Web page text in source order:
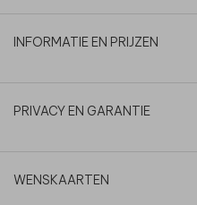
INFORMATIE EN PRIJZEN
PRIVACY EN GARANTIE
WENSKAARTEN